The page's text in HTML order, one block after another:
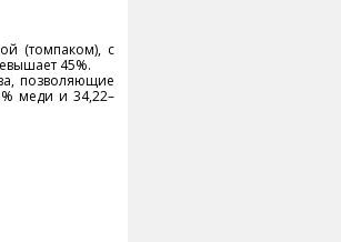
(томпаком), с
45%.
позволяющие
меди и 34,22–